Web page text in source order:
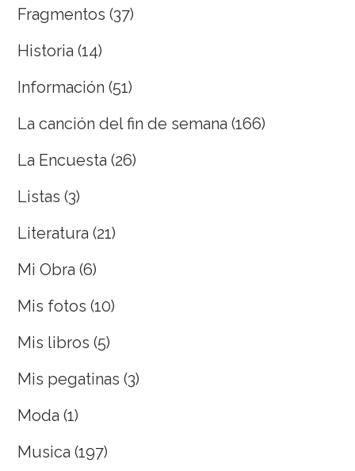
Fragmentos (37)
Historia (14)
Información (51)
La canción del fin de semana (166)
La Encuesta (26)
Listas (3)
Literatura (21)
Mi Obra (6)
Mis fotos (10)
Mis libros (5)
Mis pegatinas (3)
Moda (1)
Musica (197)